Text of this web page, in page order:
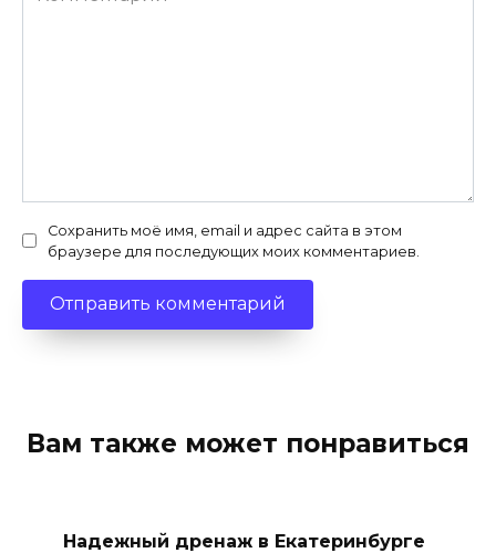
Сохранить моё имя, email и адрес сайта в этом
браузере для последующих моих комментариев.
Вам также может понравиться
Надежный дренаж в Екатеринбурге